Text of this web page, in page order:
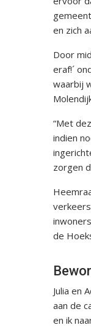
en zich
Door
eraf!´
waarbij
“Met
indien
zorgen
de
Julia en
aan de
en ik